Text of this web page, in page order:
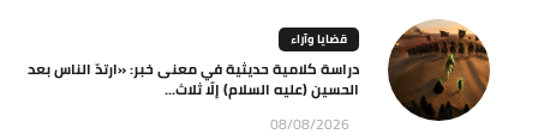
قضايا وآراء
دراسة كلامية حديثية في معنى خبر: «ارتدّ الناس بعد
الحسين (عليه السلام) إلّا ثلاث...
08/08/2026